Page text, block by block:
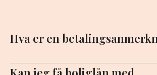
Hva er en